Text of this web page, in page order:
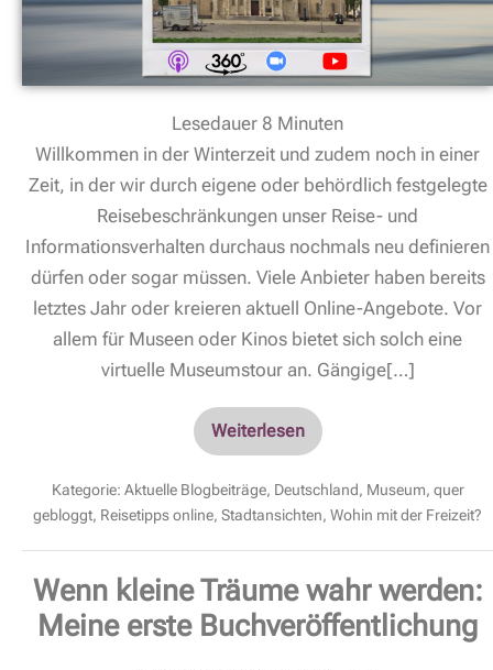
Lesedauer 8 Minuten
Willkommen in der Winterzeit und zudem noch in einer
Zeit, in der wir durch eigene oder behördlich festgelegte
Reisebeschränkungen unser Reise- und
Informationsverhalten durchaus nochmals neu definieren
dürfen oder sogar müssen. Viele Anbieter haben bereits
letztes Jahr oder kreieren aktuell Online-Angebote. Vor
allem für Museen oder Kinos bietet sich solch eine
virtuelle Museumstour an. Gängige[…]
Weiterlesen
Kategorie: Aktuelle Blogbeiträge, Deutschland, Museum, quer
gebloggt, Reisetipps online, Stadtansichten, Wohin mit der Freizeit?
Wenn kleine Träume wahr werden:
Meine erste Buchveröffentlichung